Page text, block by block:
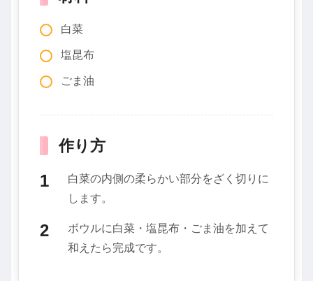
白菜
塩昆布
ごま油
作り方
白菜の内側の柔らかい部分をざく切りに
します。
ボウルに白菜・塩昆布・ごま油を加えて
和えたら完成です。